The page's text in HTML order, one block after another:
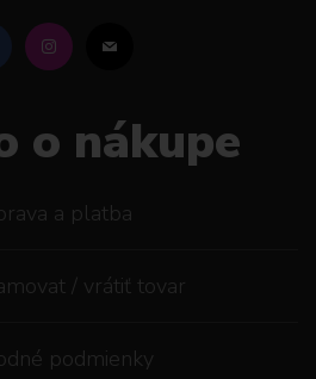
o nákupe
a platba
/ vrátiť tovar
podmienky